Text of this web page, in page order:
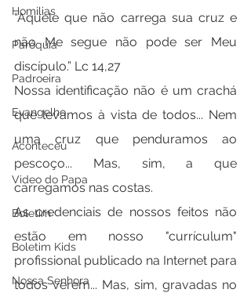
Homilias
Paróquia
Padroeira
Evangelho
Aconteceu
Video do Papa
Boletim
Boletim Kids
Nossa Senhora
“Aquele que não carrega sua cruz e
não Me segue não pode ser Meu
discípulo.” Lc 14,27
Nossa identificação não é um crachá
que levamos à vista de todos... Nem
uma cruz que penduramos ao
pescoço... Mas, sim, a que
carregamos nas costas.
As credenciais de nossos feitos não
estão em nosso "currículum"
profissional publicado na Internet para
todos verem... Mas, sim, gravadas no